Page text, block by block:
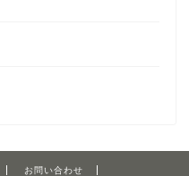
お問い合わせ